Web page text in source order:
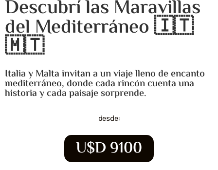
Descubrí las Maravillas
del Mediterráneo 🇮🇹
🇲🇹
Italia y Malta invitan a un viaje lleno de encanto
mediterráneo, donde cada rincón cuenta una
historia y cada paisaje sorprende.
desde:
U$D 9100